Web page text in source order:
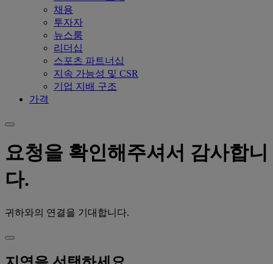
채용
투자자
뉴스룸
리더십
스포츠 파트너십
지속 가능성 및 CSR
기업 지배 구조
가격
요청을 확인해주셔서 감사합니
다.
귀하와의 연결을 기대합니다.